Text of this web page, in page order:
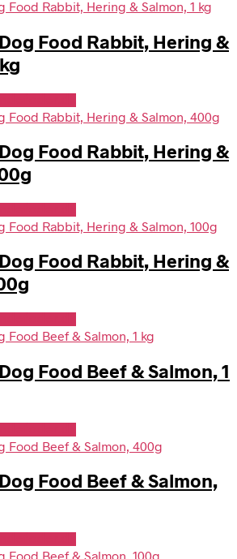
Food Rabbit, Hering &
Food Rabbit, Hering &
Food Rabbit, Hering &
Food Beef & Salmon, 1
Food Beef & Salmon,